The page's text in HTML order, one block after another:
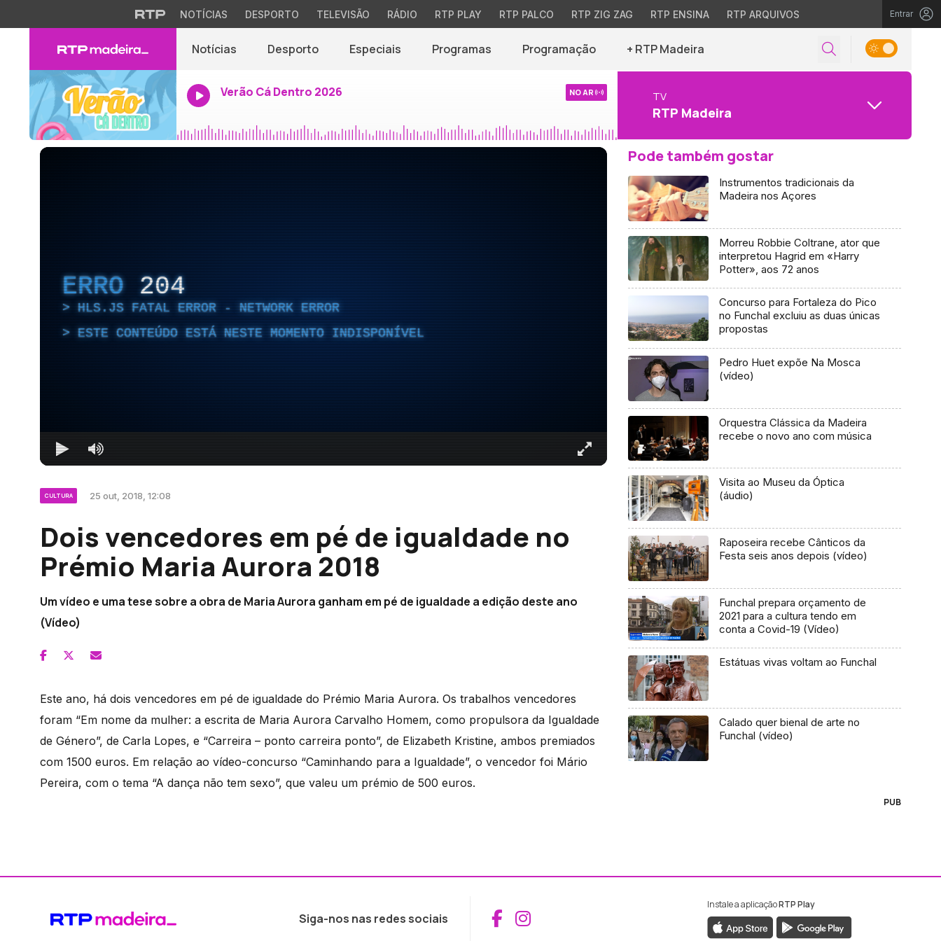
NOTÍCIAS DESPORTO TELEVISÃO RÁDIO RTP PLAY RTP PALCO RTP ZIG ZAG RTP ENSINA RTP ARQUIVOS Entrar
Notícias Desporto Especiais Programas Programação + RTP Madeira
Verão Cá Dentro 2026 NO AR TV
RTP Madeira
ERRO 204
HLS.JS FATAL ERROR - NETWORK ERROR
ESTE CONTEÚDO ESTÁ NESTE MOMENTO INDISPONÍVEL
CULTURA 25 out, 2018, 12:08
Dois vencedores em pé de igualdade no
Prémio Maria Aurora 2018
Um vídeo e uma tese sobre a obra de Maria Aurora ganham em pé de igualdade a edição deste ano
(Vídeo)
Este ano, há dois vencedores em pé de igualdade do Prémio Maria Aurora. Os trabalhos vencedores
foram “Em nome da mulher: a escrita de Maria Aurora Carvalho Homem, como propulsora da Igualdade
de Género”, de Carla Lopes, e “Carreira – ponto carreira ponto”, de Elizabeth Kristine, ambos premiados
com 1500 euros. Em relação ao vídeo-concurso “Caminhando para a Igualdade”, o vencedor foi Mário
Pereira, com o tema “A dança não tem sexo”, que valeu um prémio de 500 euros.
Pode também gostar
Instrumentos tradicionais da
Madeira nos Açores
Morreu Robbie Coltrane, ator que
interpretou Hagrid em «Harry
Potter», aos 72 anos
Concurso para Fortaleza do Pico
no Funchal excluiu as duas únicas
propostas
Pedro Huet expõe Na Mosca
(vídeo)
Orquestra Clássica da Madeira
recebe o novo ano com música
Visita ao Museu da Óptica
(áudio)
Raposeira recebe Cânticos da
Festa seis anos depois (vídeo)
Funchal prepara orçamento de
2021 para a cultura tendo em
conta a Covid-19 (Vídeo)
Estátuas vivas voltam ao Funchal
Calado quer bienal de arte no
Funchal (vídeo)
PUB
Siga-nos nas redes sociais Aceder ao Facebook da RTP Madeira
Aceder ao Instagram da RTP Madeira
Instale a aplicaçãoRTP Play